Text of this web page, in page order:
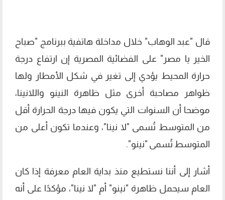
قال "عبد الوهاب" خلال مداخلة هاتفية ببرنامج "صباح
الخير يا مصر" على الفضائية المصرية إن ارتفاع درجة
حرارة المحيط يؤدي إلى تغير في شكل الأمطار ولها
ظواهر مصاحبة أخرى مثل ظاهرة النينو واللانينا،
موضحا أن السنوات التي يكون فيها درجة الحرارة أقل
من المتوسط تُسمى "لا نينا"، وعندما تكون أعلى من
المتوسط تُسمى "نينو".
أشار إلى أننا نستطيع منذ بداية العام معرفة إذا كان
العام سيحمل ظاهرة "نينو" أم "لا نينا"، مؤكدًا على أنه